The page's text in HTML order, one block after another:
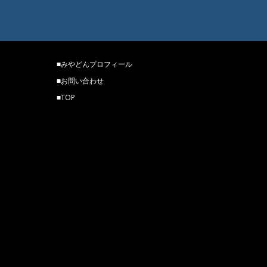
■みやどんプロフィール
■お問い合わせ
■TOP